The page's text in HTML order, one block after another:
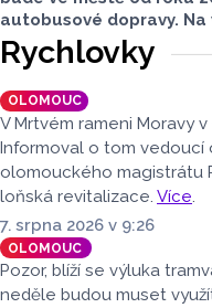
autobusové dopravy.
tisková mluvčí města
zakázky, podle ní, na
Smlouvu s novým
let.
Rychlovky
OLOMOUC
V Mrtvém rameni Moravy
Informoval o tom vedoucí
olomouckého magistrátu
loňská revitalizace. Více.
7. srpna 2026 v 9:26
OLOMOUC
Pozor, blíží se výluka
neděle budou muset